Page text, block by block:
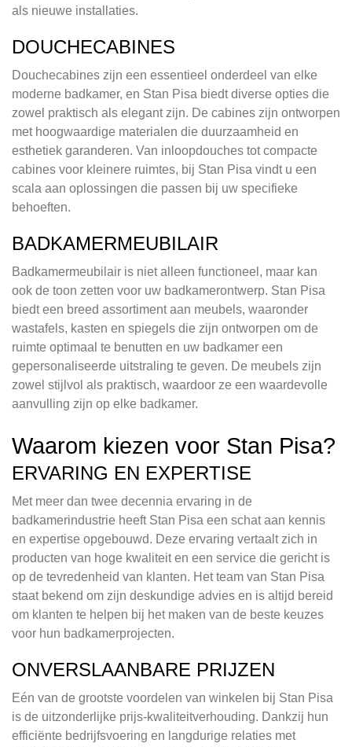
als nieuwe installaties.
DOUCHECABINES
Douchecabines zijn een essentieel onderdeel van elke
moderne badkamer, en Stan Pisa biedt diverse opties die
zowel praktisch als elegant zijn. De cabines zijn ontworpen
met hoogwaardige materialen die duurzaamheid en
esthetiek garanderen. Van inloopdouches tot compacte
cabines voor kleinere ruimtes, bij Stan Pisa vindt u een
scala aan oplossingen die passen bij uw specifieke
behoeften.
BADKAMERMEUBILAIR
Badkamermeubilair is niet alleen functioneel, maar kan
ook de toon zetten voor uw badkamerontwerp. Stan Pisa
biedt een breed assortiment aan meubels, waaronder
wastafels, kasten en spiegels die zijn ontworpen om de
ruimte optimaal te benutten en uw badkamer een
gepersonaliseerde uitstraling te geven. De meubels zijn
zowel stijlvol als praktisch, waardoor ze een waardevolle
aanvulling zijn op elke badkamer.
Waarom kiezen voor Stan Pisa?
ERVARING EN EXPERTISE
Met meer dan twee decennia ervaring in de
badkamerindustrie heeft Stan Pisa een schat aan kennis
en expertise opgebouwd. Deze ervaring vertaalt zich in
producten van hoge kwaliteit en een service die gericht is
op de tevredenheid van klanten. Het team van Stan Pisa
staat bekend om zijn deskundige advies en is altijd bereid
om klanten te helpen bij het maken van de beste keuzes
voor hun badkamerprojecten.
ONVERSLAANBARE PRIJZEN
Eén van de grootste voordelen van winkelen bij Stan Pisa
is de uitzonderlijke prijs-kwaliteitverhouding. Dankzij hun
efficiënte bedrijfsvoering en langdurige relaties met